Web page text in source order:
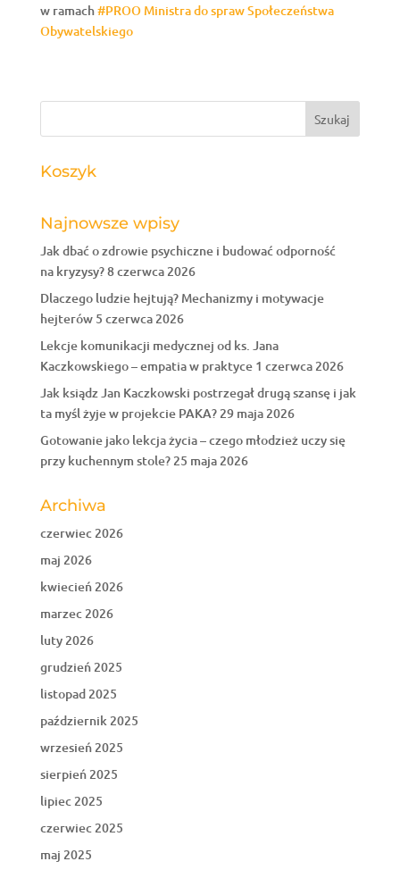
w ramach#PROOMinistra do spraw Społeczeństwa
Obywatelskiego
Koszyk
Najnowsze wpisy
Jak dbać o zdrowie psychiczne i budować odporność
na kryzysy?8 czerwca 2026
Dlaczego ludzie hejtują? Mechanizmy i motywacje
hejterów 5 czerwca 2026
Lekcje komunikacji medycznej od ks. Jana
Kaczkowskiego – empatia w praktyce 1 czerwca 2026
Jak ksiądz Jan Kaczkowski postrzegał drugą szansę i jak
ta myśl żyje w projekcie PAKA? 29 maja 2026
Gotowanie jako lekcja życia – czego młodzież uczy się
przy kuchennym stole? 25 maja 2026
Archiwa
czerwiec 2026
maj 2026
kwiecień 2026
marzec 2026
luty 2026
grudzień 2025
listopad 2025
październik 2025
wrzesień 2025
sierpień 2025
lipiec 2025
czerwiec 2025
maj 2025